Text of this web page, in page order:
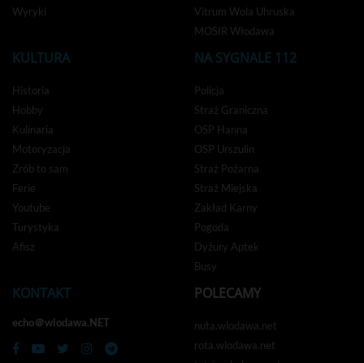
Wyryki
Vitrum Wola Uhruska
MOSIR Włodawa
KULTURA
Historia
Hobby
Kulinaria
Motoryzacja
Zrób to sam
Ferie
Youtube
Turystyka
Afisz
NA SYGNALE 112
Policja
Straż Graniczna
OSP Hanna
OSP Urszulin
Straż Pożarna
Straż Miejska
Zakład Karny
Pogoda
Dyżury Aptek
Busy
KONTAKT
echo＠wlodawa.NET
POLECAMY
nuta.wlodawa.net
rota.wlodawa.net